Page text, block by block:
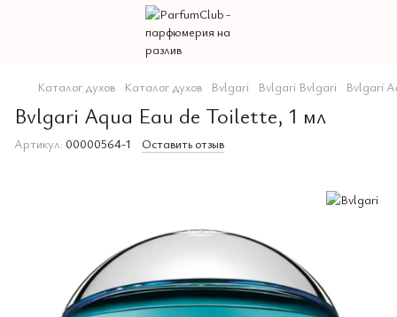
Каталог духов Каталог духов Bvlgari Bvlgari Bvlgari Bvlgari
Bvlgari Aqua Eau de Toilette, 1 мл
Артикул: 00000564-1 Оставить отзыв